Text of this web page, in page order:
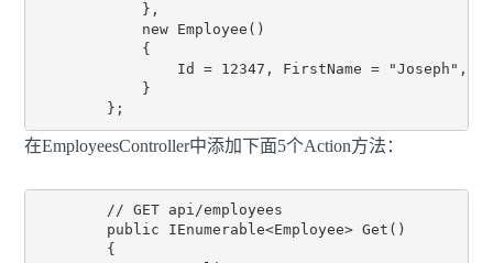
            },
            new Employee()
            {
Id = 12347, FirstName = "Joseph",
            }
在EmployeesController中添加下面5个Action方法：
        // GET api/employees
        public IEnumerable<Employee> Get()
        {